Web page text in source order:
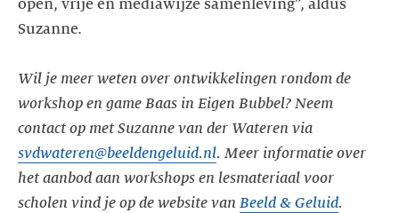
open, vrije en mediawijze samenleving”, aldus
Suzanne.
Wil je meer weten over ontwikkelingen rondom de
workshop en game Baas in Eigen Bubbel? Neem
contact op met Suzanne van der Wateren via
svdwateren@beeldengeluid.nl. Meer informatie over
het aanbod aan workshops en lesmateriaal voor
scholen vind je op de website van Beeld & Geluid.